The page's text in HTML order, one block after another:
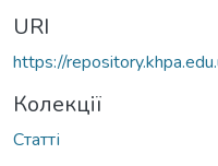
URI
https://
Колекції
Статті